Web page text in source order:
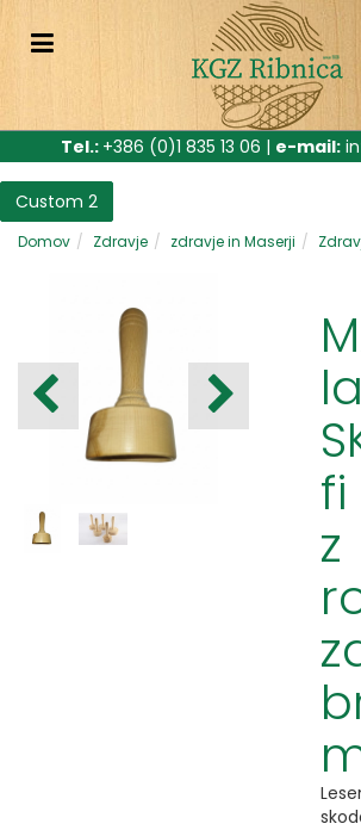
Tel.: +386 (0)1 835 13 06 | e-mail:
Custom 2
Domov Zdravje zdravje in Maserji
fi
z